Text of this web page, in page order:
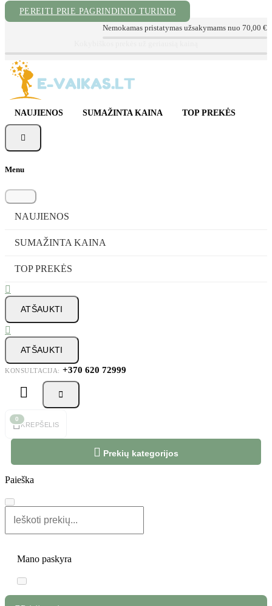
PEREITI PRIE PAGRINDINIO TURINIO
Nemokamas pristatymas užsakymams nuo 70,00 €
NAUJIENOS SUMAŽINTA KAINA TOP PREKĖS

Menu
NAUJIENOS
SUMAŽINTA KAINA
TOP PREKĖS

ATŠAUKTI

ATŠAUKTI
KONSULTACIJA: +370 620 72999
 

0
KREPŠELIS
 Prekių kategorijos
Paieška
Mano paskyra